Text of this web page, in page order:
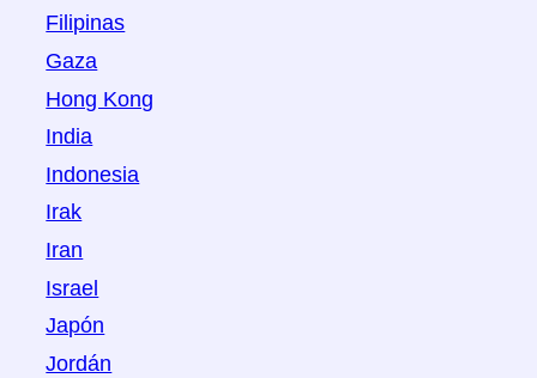
Filipinas
Gaza
Hong Kong
India
Indonesia
Irak
Iran
Israel
Japón
Jordán